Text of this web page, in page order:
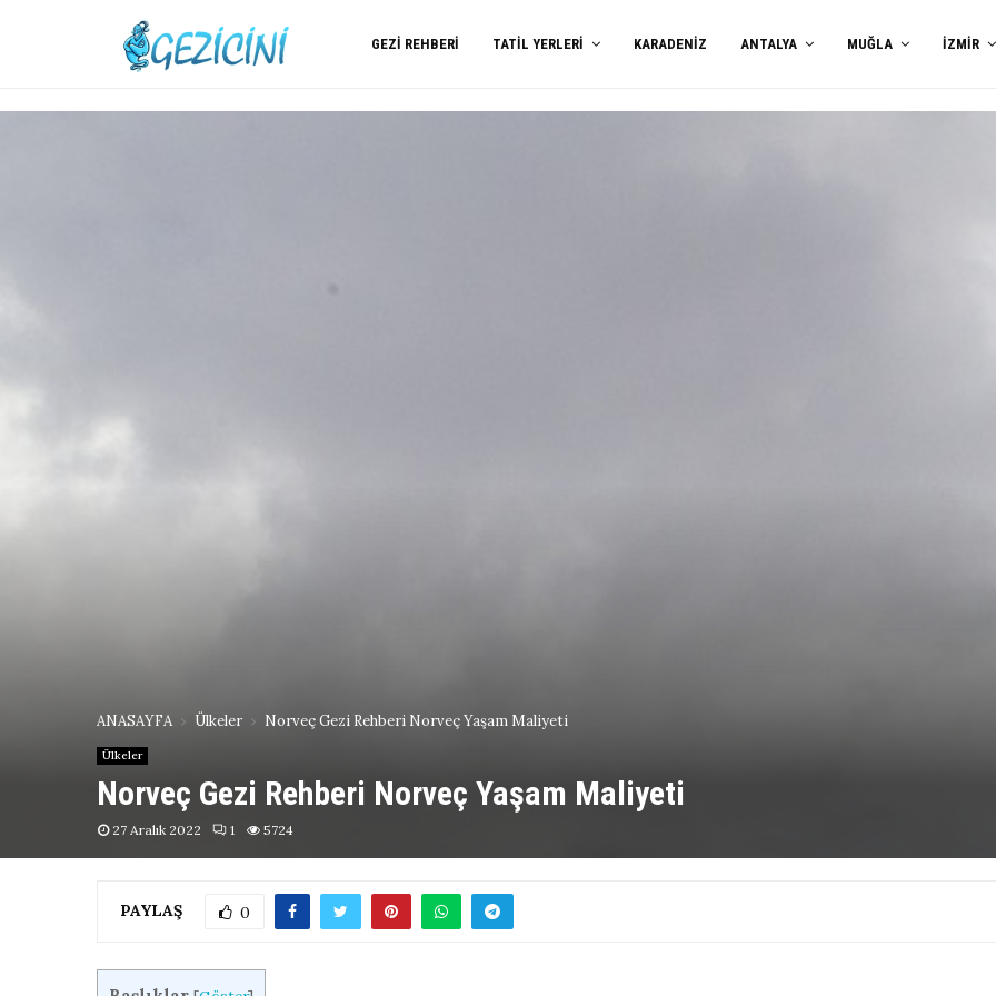
GEZI REHBERI TATIL YERLERI KARADENIZ ANTALYA MUĞLA İZMIR
ANASAYFA Ülkeler Norveç Gezi Rehberi Norveç Yaşam Maliyeti
Ülkeler
Norveç Gezi Rehberi Norveç Yaşam Maliyeti
27 Aralık 2022 1 5724
PAYLAŞ 0